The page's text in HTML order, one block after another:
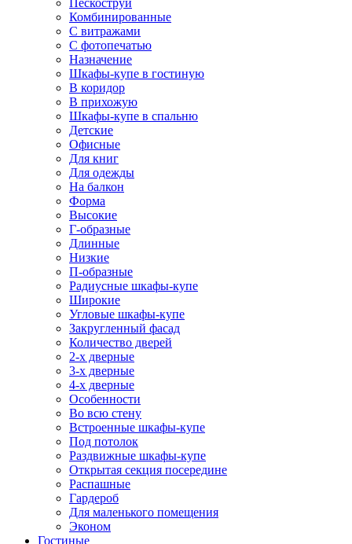
Пескоструй
Комбинированные
С витражами
С фотопечатью
Назначение
Шкафы-купе в гостиную
В коридор
В прихожую
Шкафы-купе в спальню
Детские
Офисные
Для книг
Для одежды
На балкон
Форма
Высокие
Г-образные
Длинные
Низкие
П-образные
Радиусные шкафы-купе
Широкие
Угловые шкафы-купе
Закругленный фасад
Количество дверей
2-х дверные
3-х дверные
4-х дверные
Особенности
Во всю стену
Встроенные шкафы-купе
Под потолок
Раздвижные шкафы-купе
Открытая секция посередине
Распашные
Гардероб
Для маленького помещения
Эконом
Гостиные